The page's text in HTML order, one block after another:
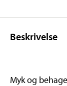
Beskrivelse
Myk og